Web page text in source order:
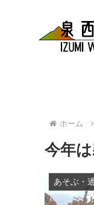
ホーム
今年
あそぶ・